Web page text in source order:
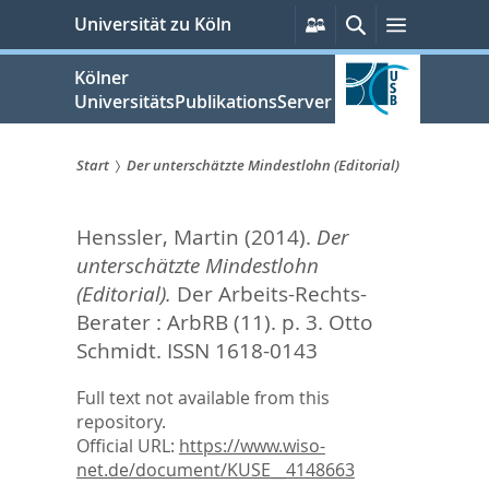
springen
Universität zu Köln
Persönliche
Services
SucheMenü
Kölner
UniversitätsPublikationsServer
sind
hier:
Start Der unterschätzte Mindestlohn (Editorial)
Henssler, Martin (2014). Der
unterschätzte Mindestlohn
(Editorial). Der Arbeits-Rechts-
Berater : ArbRB (11). p. 3. Otto
Schmidt. ISSN 1618-0143
Full text not available from this
repository.
Official URL: https://www.wiso-
net.de/document/KUSE__4148663